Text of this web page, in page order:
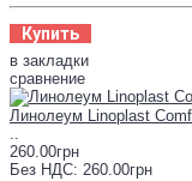
Купить
в закладки
сравнение
Линолеум Linoplast
..
260.00грн
Без НДС: 260.00грн